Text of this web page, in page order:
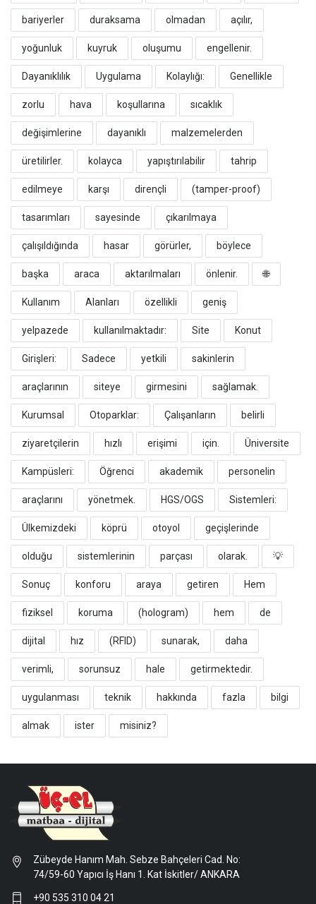
bariyerler duraksama olmadan açılır,
yoğunluk kuyruk oluşumu engellenir.
​Dayanıklılık Uygulama Kolaylığı: Genellikle
zorlu hava koşullarına sıcaklık
değişimlerine dayanıklı malzemelerden
üretilirler. kolayca yapıştırılabilir tahrip
edilmeye karşı dirençli (tamper-proof)
tasarımları sayesinde çıkarılmaya
çalışıldığında hasar görürler, böylece
başka araca aktarılmaları önlenir. ​🌐
Kullanım Alanları özellikli geniş
yelpazede kullanılmaktadır: ​Site Konut
Girişleri: Sadece yetkili sakinlerin
araçlarının siteye girmesini sağlamak.
​Kurumsal Otoparklar: Çalışanların belirli
ziyaretçilerin hızlı erişimi için. ​Üniversite
Kampüsleri: Öğrenci akademik personelin
araçlarını yönetmek. ​HGS/OGS Sistemleri:
Ülkemizdeki köprü otoyol geçişlerinde
olduğu sistemlerinin parçası olarak. ​💡
Sonuç konforu araya getiren Hem
fiziksel koruma (hologram) hem de
dijital hız (RFID) sunarak, daha
verimli, sorunsuz hale getirmektedir.
uygulanması teknik hakkında fazla bilgi
almak ister misiniz?
Zübeyde Hanım Mah. Sebze Bahçeleri Cad. No:
74/59-60 Yapıcı İş Hanı 1. Kat İskitler/ ANKARA
+90 535 310 04 21